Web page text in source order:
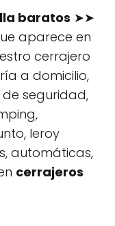
baratos ➤➤
aparece en
cerrajero
a domicilio,
seguridad,
leroy
automáticas,
cerrajeros